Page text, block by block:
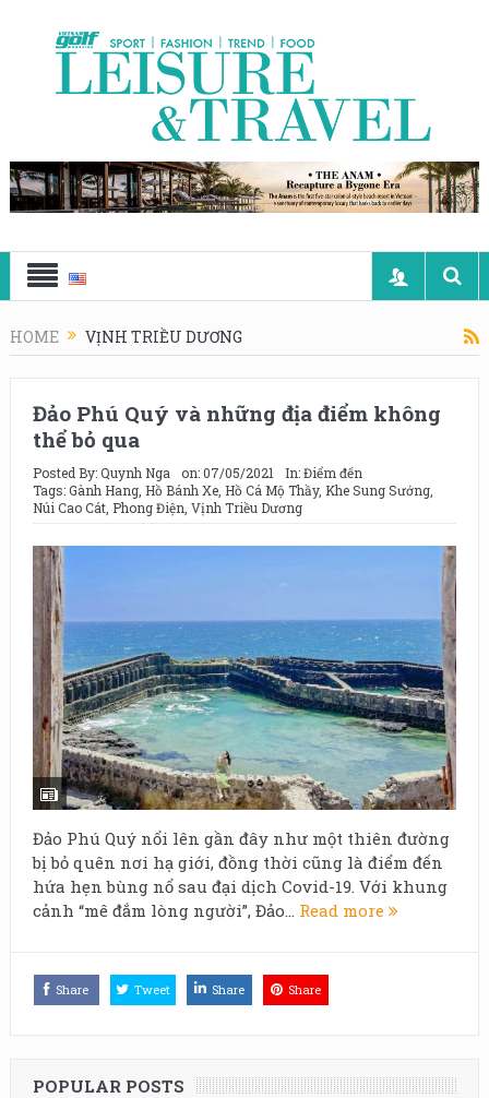
HOME VỊNH TRIỀU DƯƠNG
Đảo Phú Quý và những địa điểm không
thể bỏ qua
Posted By:Quynh Nga on:07/05/2021 In:Điểm đến
Tags:Gành Hang, Hồ Bánh Xe, Hồ Cá Mộ Thầy, Khe Sung Sướng,
Núi Cao Cát, Phong Điện Vịnh Triều Dương
Đảo Phú Quý nổi lên gần đây như một thiên đường
bị bỏ quên nơi hạ giới, đồng thời cũng là điểm đến
hứa hẹn bùng nổ sau đại dịch Covid-19. Với khung
cảnh “mê đắm lòng người”, Đảo... Read more
Share Tweet Share Share
POPULAR POSTS